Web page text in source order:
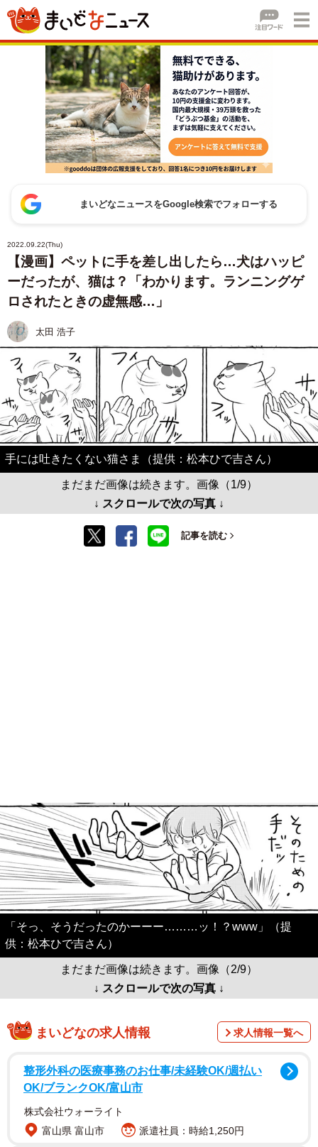
まいどなニュースをGoogle検索でフォローする
2022.09.22(Thu)
【漫画】ペットに手を差し出したら…犬はハッピ
ーだったが、猫は？「わかります。ランニングゲ
ロされたときの虚無感…」
太田 浩子
手には吐きたくない猫さま（提供：松本ひで吉さん）
まだまだ画像は続きます。画像（1/9）
↓ スクロールで次の写真 ↓
記事を読む
「そっ、そうだったのかーーー………ッ！？www」（提
供：松本ひで吉さん）
まだまだ画像は続きます。画像（2/9）
↓ スクロールで次の写真 ↓
まいどなの求人情報 求人情報一覧へ
整形外科の医療事務のお仕事/未経験OK/週払い
OK/ブランクOK/富山市
株式会社ウォーライト
富山県 富山市
派遣社員：時給1,250円